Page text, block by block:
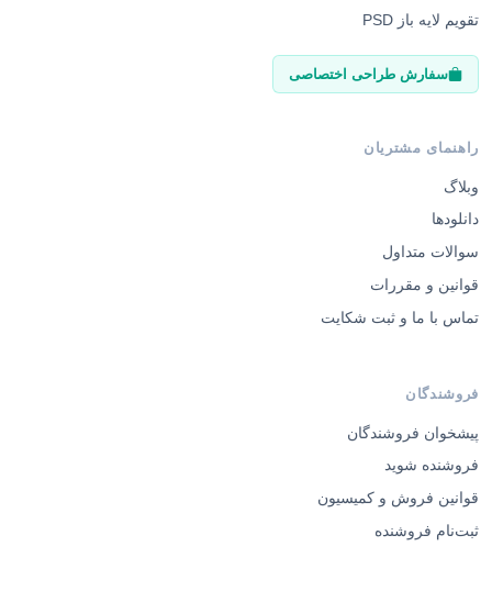
تقویم لایه باز PSD
سفارش طراحی اختصاصی
راهنمای مشتریان
وبلاگ
دانلودها
سوالات متداول
قوانین و مقررات
تماس با ما و ثبت شکایت
فروشندگان
پیشخوان فروشندگان
فروشنده شوید
قوانین فروش و کمیسیون
ثبت‌نام فروشنده